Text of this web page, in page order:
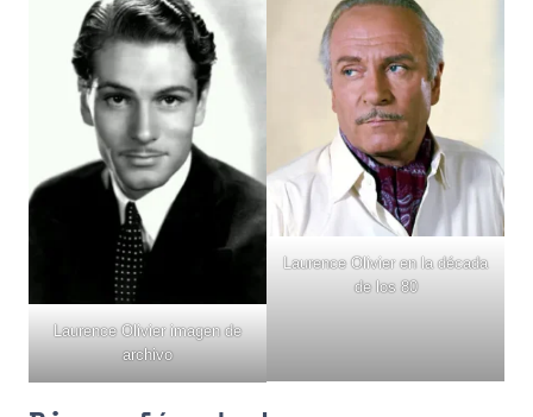
Laurence Olivier imagen de
archivo
Laurence Olivier en la década
de los 80